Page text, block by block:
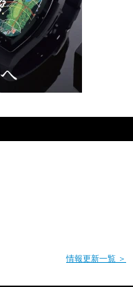
情報更新一覧 ＞